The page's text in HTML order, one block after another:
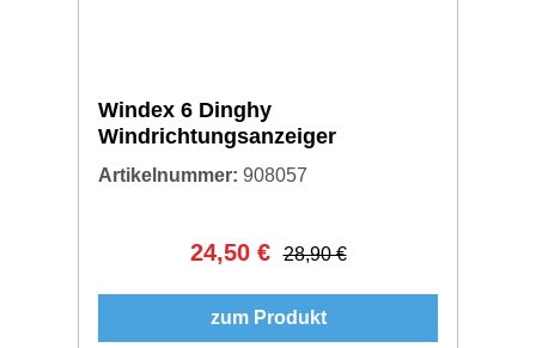
Windex 6 Dinghy
Windrichtungsanzeiger
Artikelnummer: 908057
Verkaufspreis:
24,50 € Regulärer Preis:
28,90 €
zum Produkt